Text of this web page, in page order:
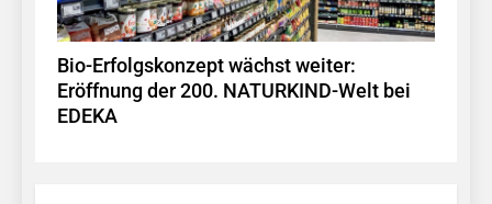
Bio-Erfolgskonzept wächst weiter:
Eröffnung der 200. NATURKIND-Welt bei
EDEKA